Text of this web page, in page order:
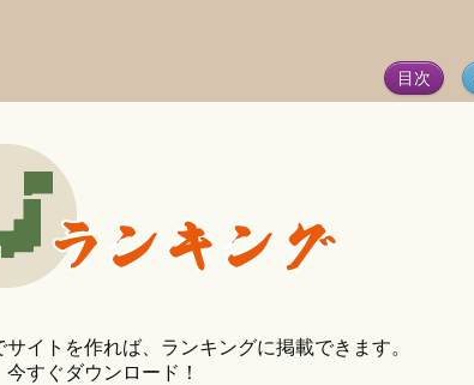
目次
イトを作れば、ランキングに掲載できます。
すぐダウンロード！